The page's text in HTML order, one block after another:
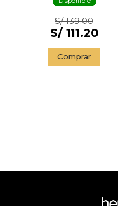
S/ 139.00
S/ 111.20
Comprar